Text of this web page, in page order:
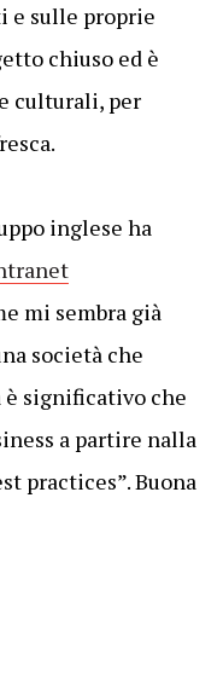
e sulle proprie
chiuso ed è
culturali, per
inglese ha
mi sembra già
società che
è significativo che
a partire nalla
practices”. Buona